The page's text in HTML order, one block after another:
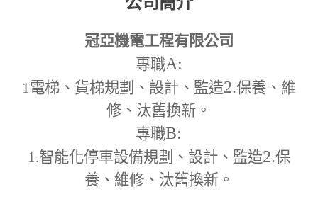
冠亞機電工程有限公司
專職A:
1電梯、貨梯規劃、設計、監造2.保養、維
修、汰舊換新。
專職B:
1.智能化停車設備規劃、設計、監造2.保
養、維修、汰舊換新。